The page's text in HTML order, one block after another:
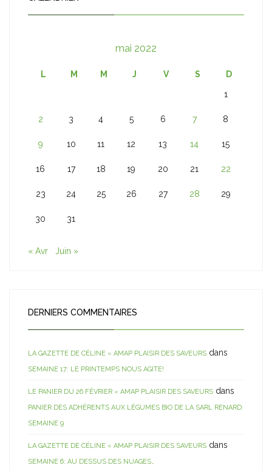
mai 2022
L M M J V S D
1
2 3 4 5 6 7 8
9 10 11 12 13 14 15
16 17 18 19 20 21 22
23 24 25 26 27 28 29
30 31
« Avr Juin »
DERNIERS COMMENTAIRES
LA GAZETTE DE CÉLINE « AMAP PLAISIR DES SAVEURS dans
SEMAINE 17: LE PRINTEMPS NOUS AGITE!
LE PANIER DU 26 FÉVRIER « AMAP PLAISIR DES SAVEURS dans
PANIER DES ADHÉRENTS AUX LÉGUMES BIO DE LA SARL RENARD:
SEMAINE 9
LA GAZETTE DE CÉLINE « AMAP PLAISIR DES SAVEURS dans
SEMAINE 6: AU DESSUS DES NUAGES…